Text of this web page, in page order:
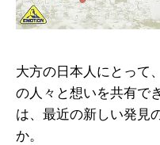
大方の日本人にとって
の人々と想いを共有で
は、最近の新しい発見
か。